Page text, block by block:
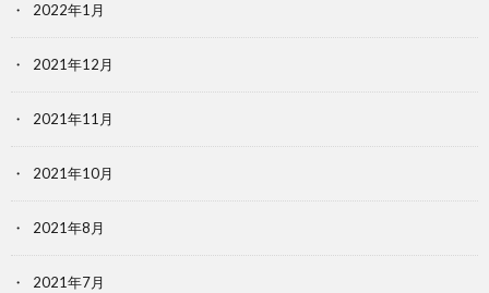
2022年1月
2021年12月
2021年11月
2021年10月
2021年8月
2021年7月